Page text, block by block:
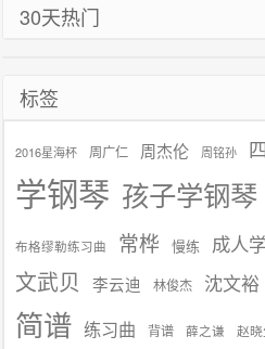
30天热门
标签
2016星海杯 周广仁 周杰伦 周铭孙
学钢琴 孩子学钢琴
布格缪勒练习曲 常桦 慢练 成人
文武贝 李云迪 林俊杰 沈文裕
简谱 练习曲 背谱 薛之谦 赵